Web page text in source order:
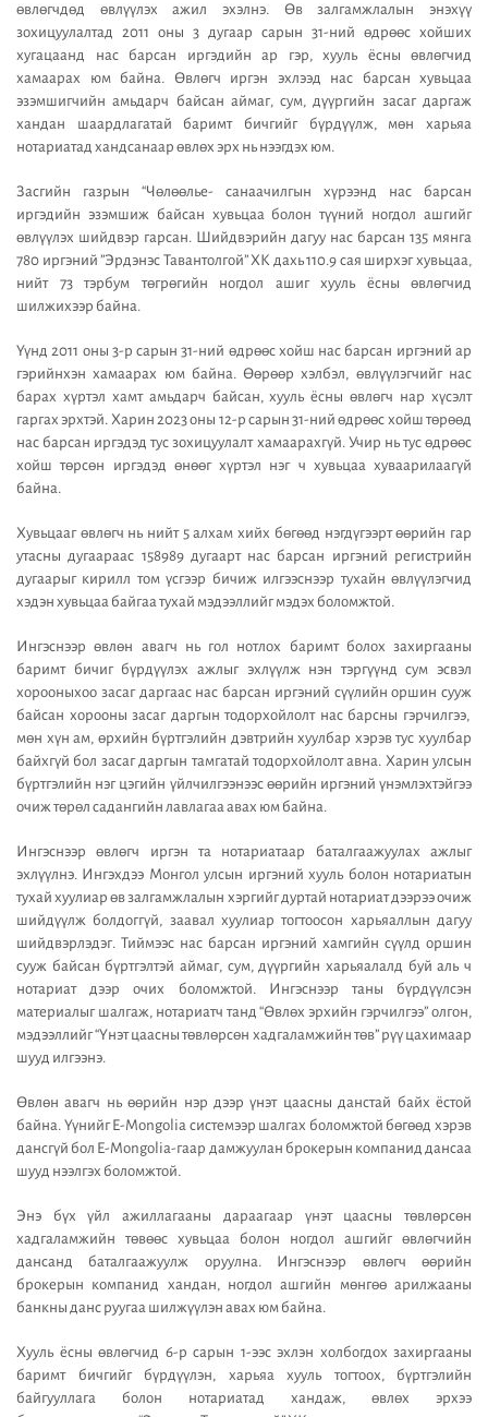
өвлөгчдөд өвлүүлэх ажил эхэлнэ. Өв залгамжлалын энэхүү
зохицуулалтад 2011 оны 3 дугаар сарын 31-ний өдрөөс хойших
хугацаанд нас барсан иргэдийн ар гэр, хууль ёсны өвлөгчид
хамаарах юм байна. Өвлөгч иргэн эхлээд нас барсан хувьцаа
эзэмшигчийн амьдарч байсан аймаг, сум, дүүргийн засаг даргаж
хандан шаардлагатай баримт бичгийг бүрдүүлж, мөн харьяа
нотариатад хандсанаар өвлөх эрх нь нээгдэх юм.
Засгийн газрын “Чөлөөлье- санаачилгын хүрээнд нас барсан
иргэдийн эзэмшиж байсан хувьцаа болон түүний ногдол ашгийг
өвлүүлэх шийдвэр гарсан. Шийдвэрийн дагуу нас барсан 135 мянга
780 иргэний ”Эрдэнэс Тавантолгой” ХК дахь 110.9 сая ширхэг хувьцаа,
нийт 73 тэрбум төгрөгийн ногдол ашиг хууль ёсны өвлөгчид
шилжихээр байна.
Үүнд 2011 оны 3-р сарын 31-ний өдрөөс хойш нас барсан иргэний ар
гэрийнхэн хамаарах юм байна. Өөрөөр хэлбэл, өвлүүлэгчийг нас
барах хүртэл хамт амьдарч байсан, хууль ёсны өвлөгч нар хүсэлт
гаргах эрхтэй. Харин 2023 оны 12-р сарын 31-ний өдрөөс хойш төрөөд
нас барсан иргэдэд тус зохицуулалт хамаарахгүй. Учир нь тус өдрөөс
хойш төрсөн иргэдэд өнөөг хүртэл нэг ч хувьцаа хуваарилаагүй
байна.
Хувьцааг өвлөгч нь нийт 5 алхам хийх бөгөөд нэгдүгээрт өөрийн гар
утасны дугаараас 158989 дугаарт нас барсан иргэний регистрийн
дугаарыг кирилл том үсгээр бичиж илгээснээр тухайн өвлүүлэгчид
хэдэн хувьцаа байгаа тухай мэдээллийг мэдэх боломжтой.
Ингэснээр өвлөн авагч нь гол нотлох баримт болох захиргааны
баримт бичиг бүрдүүлэх ажлыг эхлүүлж нэн тэргүүнд сум эсвэл
хорооныхоо засаг даргаас нас барсан иргэний сүүлийн оршин сууж
байсан хорооны засаг даргын тодорхойлолт нас барсны гэрчилгээ,
мөн хүн ам, өрхийн бүртгэлийн дэвтрийн хуулбар хэрэв тус хуулбар
байхгүй бол засаг даргын тамгатай тодорхойлолт авна. Харин улсын
бүртгэлийн нэг цэгийн үйлчилгээнээс өөрийн иргэний үнэмлэхтэйгээ
очиж төрөл садангийн лавлагаа авах юм байна.
Ингэснээр өвлөгч иргэн та нотариатаар баталгаажуулах ажлыг
эхлүүлнэ. Ингэхдээ Монгол улсын иргэний хууль болон нотариатын
тухай хуулиар өв залгамжлалын хэргийг дуртай нотариат дээрээ очиж
шийдүүлж болдоггүй, заавал хуулиар тогтоосон харьяаллын дагуу
шийдвэрлэдэг. Тиймээс нас барсан иргэний хамгийн сүүлд оршин
сууж байсан бүртгэлтэй аймаг, сум, дүүргийн харьяалалд буй аль ч
нотариат дээр очих боломжтой. Ингэснээр таны бүрдүүлсэн
материалыг шалгаж, нотариатч танд “Өвлөх эрхийн гэрчилгээ” олгон,
мэдээллийг “Үнэт цаасны төвлөрсөн хадгаламжийн төв” рүү цахимаар
шууд илгээнэ.
Өвлөн авагч нь өөрийн нэр дээр үнэт цаасны данстай байх ёстой
байна. Үүнийг E-Mongolia системээр шалгах боломжтой бөгөөд хэрэв
дансгүй бол E-Mongolia-гаар дамжуулан брокерын компанид дансаа
шууд нээлгэх боломжтой.
Энэ бүх үйл ажиллагааны дараагаар үнэт цаасны төвлөрсөн
хадгаламжийн төвөөс хувьцаа болон ногдол ашгийг өвлөгчийн
дансанд баталгаажуулж оруулна. Ингэснээр өвлөгч өөрийн
брокерын компанид хандан, ногдол ашгийн мөнгөө арилжааны
банкны данс руугаа шилжүүлэн авах юм байна.
Хууль ёсны өвлөгчид 6-р сарын 1-ээс эхлэн холбогдох захиргааны
баримт бичгийг бүрдүүлэн, харьяа хууль тогтоох, бүртгэлийн
байгууллага болон нотариатад хандаж, өвлөх эрхээ